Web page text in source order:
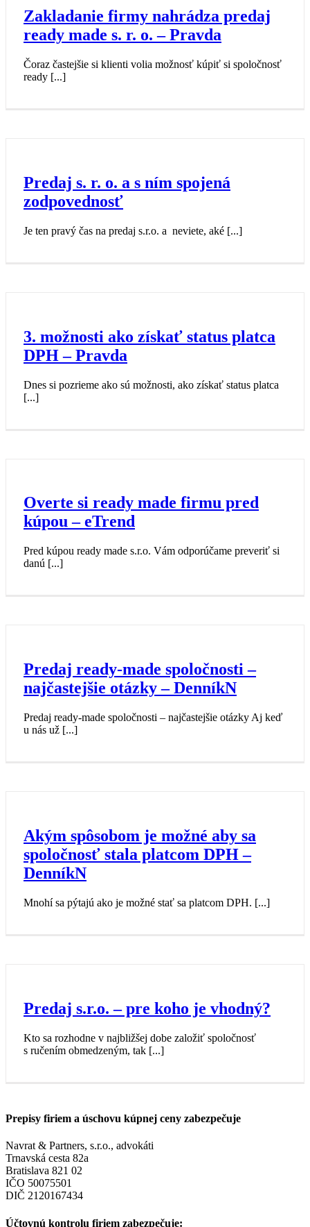
Zakladanie firmy nahrádza predaj
ready made s. r. o. – Pravda
Čoraz častejšie si klienti volia možnosť kúpiť si spoločnosť
ready [...]
Predaj s. r. o. a s ním spojená
zodpovednosť
Je ten pravý čas na predaj s.r.o. a neviete, aké [...]
3. možnosti ako získať status platca
DPH – Pravda
Dnes si pozrieme ako sú možnosti, ako získať status platca
[...]
Overte si ready made firmu pred
kúpou – eTrend
Pred kúpou ready made s.r.o. Vám odporúčame preveriť si
danú [...]
Predaj ready-made spoločnosti –
najčastejšie otázky – DenníkN
Predaj ready-made spoločnosti – najčastejšie otázky Aj keď
u nás už [...]
Akým spôsobom je možné aby sa
spoločnosť stala platcom DPH –
DenníkN
Mnohí sa pýtajú ako je možné stať sa platcom DPH. [...]
Predaj s.r.o. – pre koho je vhodný?
Kto sa rozhodne v najbližšej dobe založiť spoločnosť
s ručením obmedzeným, tak [...]
Prepisy firiem a úschovu kúpnej ceny zabezpečuje
Navrat & Partners, s.r.o., advokáti
Trnavská cesta 82a
Bratislava 821 02
IČO 50075501
DIČ 2120167434
Účtovnú kontrolu firiem zabezpečuje: